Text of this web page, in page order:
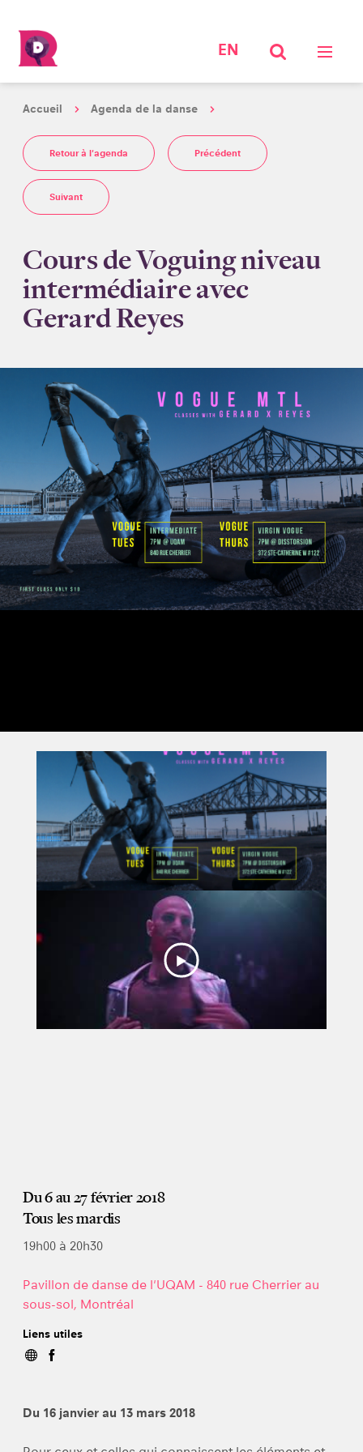
EN
Accueil Agenda de la danse
Retour à l'agenda Précédent
Suivant
Cours de Voguing niveau
intermédiaire avec
Gerard Reyes
Du 6 au 27 février 2018
Tous les mardis
19h00 à 20h30
Pavillon de danse de l'UQAM - 840 rue Cherrier au
sous-sol, Montréal
Liens utiles
Du 16 janvier au 13 mars 2018